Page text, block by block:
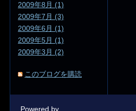
2009年8月 (1)
2009年7月 (3)
2009年6月 (1)
2009年5月 (1)
2009年3月 (2)
このブログを購読
Powered by